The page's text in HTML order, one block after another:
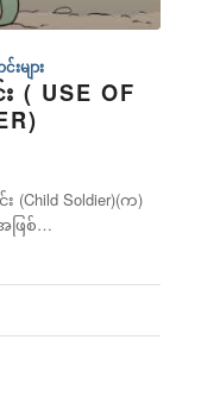
များ
( USE OF
Soldier)(က)
ဖြစ်…